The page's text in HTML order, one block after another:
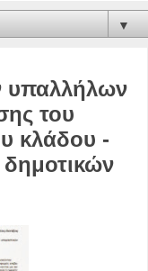
▼
υπαλλήλων
του
κλάδου -
δημοτικών